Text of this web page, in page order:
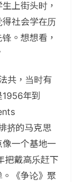
上街头时，
社会学在历
。想想看，
共，当时有
年到
挤的马克思
一个基地一
把戴高乐赶下
《争论》聚